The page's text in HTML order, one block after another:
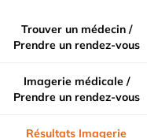
Trouver un médecin /
Prendre un rendez-vous
Imagerie médicale /
Prendre un rendez-vous
Résultats Imagerie